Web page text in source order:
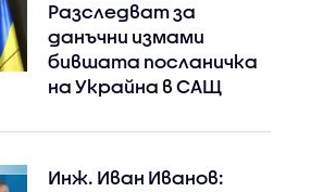
Разследват за
данъчни измами
бившата посланичка
на Украйна в САЩ
Инж. Иван Иванов: